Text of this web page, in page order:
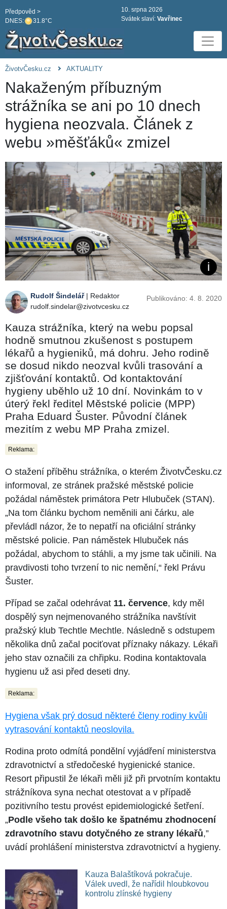
DNES: 31.8°C
Předpověd >
10. srpna 2026
Svátek slaví: Vavřinec
ŽivotvČesku.cz AKTUALITY
Nakaženým příbuzným
strážníka se ani po 10 dnech
hygiena neozvala. Článek z
webu »měšťáků« zmizel
Rudolf Šindelář| Redaktor
rudolf.sindelar@zivotvcesku.cz
Publikováno: 4. 8. 2020
Kauza strážníka, který na webu popsal
hodně smutnou zkušenost s postupem
lékařů a hygieniků, má dohru. Jeho rodině
se dosud nikdo neozval kvůli trasování a
zjišťování kontaktů. Od kontaktování
hygieny uběhlo už 10 dní. Novinkám to v
úterý řekl ředitel Městské policie (MPP)
Praha Eduard Šuster. Původní článek
mezitím z webu MP Praha zmizel.
Reklama:
O stažení příběhu strážníka, o kterém ŽivotvČesku.cz
informoval, ze stránek pražské městské policie
požádal náměstek primátora Petr Hlubuček (STAN).
„Na tom článku bychom neměnili ani čárku, ale
převládl názor, že to nepatří na oficiální stránky
městské policie. Pan náměstek Hlubuček nás
požádal, abychom to stáhli, a my jsme tak učinili. Na
pravdivosti toho tvrzení to nic nemění,“ řekl Právu
Šuster.
Případ se začal odehrávat 11. července, kdy měl
dospělý syn nejmenovaného strážníka navštívit
pražský klub Techtle Mechtle. Následně s odstupem
několika dnů začal pociťovat příznaky nákazy. Lékaři
jeho stav označili za chřipku. Rodina kontaktovala
hygienu už asi před deseti dny.
Reklama:
Hygiena však prý dosud některé členy rodiny kvůli
vytrasování kontaktů neoslovila.
Rodina proto odmítá pondělní vyjádření ministerstva
zdravotnictví a středočeské hygienické stanice.
Resort připustil že lékaři měli již při prvotním kontaktu
strážníkova syna nechat otestovat a v případě
pozitivního testu provést epidemiologické šetření.
„Podle všeho tak došlo ke špatnému zhodnocení
zdravotního stavu dotyčného ze strany lékařů,”
uvádí prohlášení ministerstva zdravotnictví a hygieny.
Kauza Balaštíková pokračuje.
Válek uvedl, že nařídil hloubkovou
kontrolu zlínské hygieny